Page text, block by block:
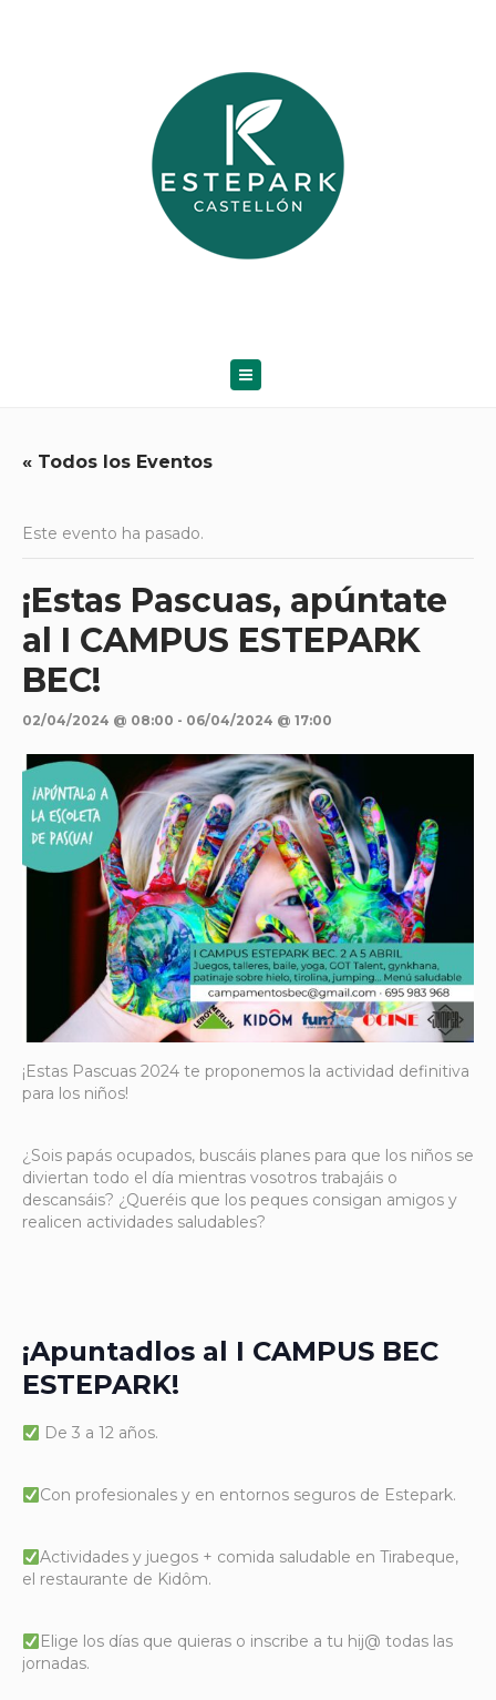
« Todos los Eventos
Este evento ha pasado.
¡Estas Pascuas, apúntate
al I CAMPUS ESTEPARK
BEC!
02/04/2024 @ 08:00 - 06/04/2024 @ 17:00
¡Estas Pascuas 2024 te proponemos la actividad definitiva
para los niños!
¿Sois papás ocupados, buscáis planes para que los niños se
diviertan todo el día mientras vosotros trabajáis o
descansáis? ¿Queréis que los peques consigan amigos y
realicen actividades saludables?
¡Apuntadlos al I CAMPUS BEC
ESTEPARK!
De 3 a 12 años.
Con profesionales y en entornos seguros de Estepark.
Actividades y juegos + comida saludable en Tirabeque,
el restaurante de Kidôm.
Elige los días que quieras o inscribe a tu hij@ todas las
jornadas.